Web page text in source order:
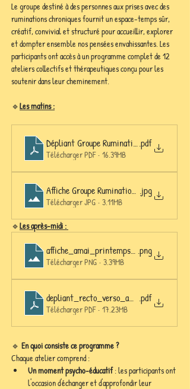
Le groupe destiné à des personnes aux prises avec des
ruminations chroniques fournit un espace-temps sûr,
créatif, convivial et structuré pour accueillir, explorer
et dompter ensemble nos pensées envahissantes. Les
participants ont accès à un programme complet de 12
ateliers collectifs et thérapeutiques conçu pour les
soutenir dans leur cheminement.
🔹Les matins :
Dépliant Groupe Rumination printemps 2026
.pdf
Télécharger PDF • 16.39MB
Affiche Groupe Rumination printemps 2026
.jpg
Télécharger JPG • 3.11MB
🔹Les après-midi :
affiche_amai_printemps_2026_grp2
.png
Télécharger PNG • 3.39MB
.pdf
Télécharger PDF • 17.23MB
🔹 En quoi consiste ce programme ?
Chaque atelier comprend :
Un moment psycho-éducatif : les participants ont
l'occasion d'échanger et d'approfondir leur